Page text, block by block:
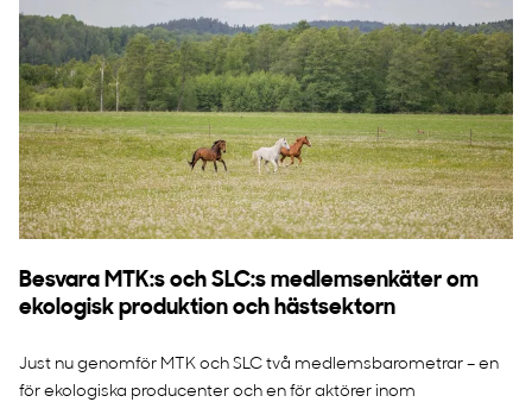
Besvara MTK:s och SLC:s medlemsenkäter om
ekologisk produktion och hästsektorn
Just nu genomför MTK och SLC två medlemsbarometrar – en
för ekologiska producenter och en för aktörer inom